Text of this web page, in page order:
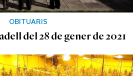
OBITUARIS
del 28 de gener de 2021